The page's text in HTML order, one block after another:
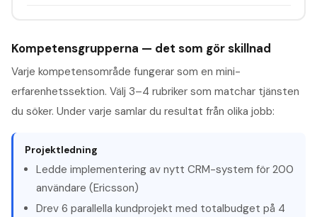
Kompetensgrupperna — det som gör skillnad
Varje kompetensområde fungerar som en mini-
erfarenhetssektion. Välj 3–4 rubriker som matchar tjänsten
du söker. Under varje samlar du resultat från olika jobb:
Projektledning
Ledde implementering av nytt CRM-system för 200
användare (Ericsson)
Drev 6 parallella kundprojekt med totalbudget på 4